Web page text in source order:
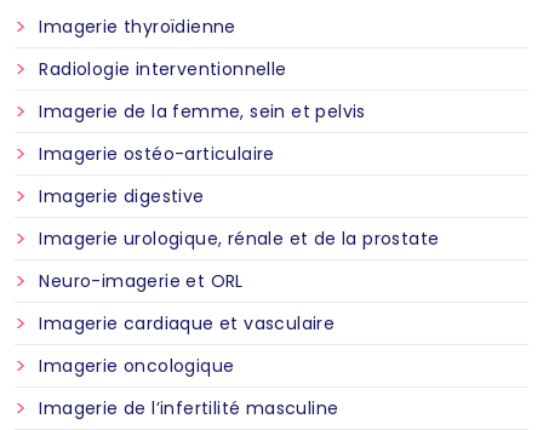
Imagerie thyroïdienne
Radiologie interventionnelle
Imagerie de la femme, sein et pelvis
Imagerie ostéo-articulaire
Imagerie digestive
Imagerie urologique, rénale et de la prostate
Neuro-imagerie et ORL
Imagerie cardiaque et vasculaire
Imagerie oncologique
Imagerie de l’infertilité masculine